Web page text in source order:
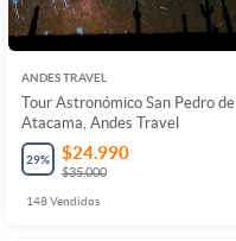
ANDES TRAVEL
Tour Astronómico San Pedro de
Atacama, Andes Travel
29% $24.990
$35.000
148Vendidos